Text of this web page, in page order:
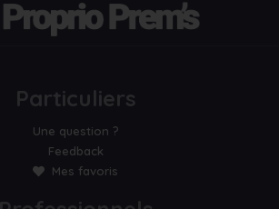
Particuliers
Une question ?
Feedback
Mes favoris